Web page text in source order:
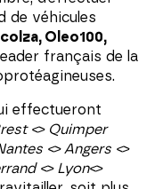
de véhicules
Oleo100,
français de la
effectueront
<> Quimper
<> Angers <>
<> Lyon<>